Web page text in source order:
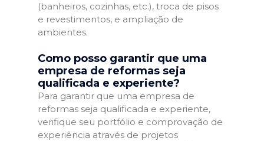
(banheiros, cozinhas, etc.), troca de pisos
e revestimentos, e ampliação de
ambientes.
Como posso garantir que uma
empresa de reformas seja
qualificada e experiente?
Para garantir que uma empresa de
reformas seja qualificada e experiente,
verifique seu portfólio e comprovação de
experiência através de projetos